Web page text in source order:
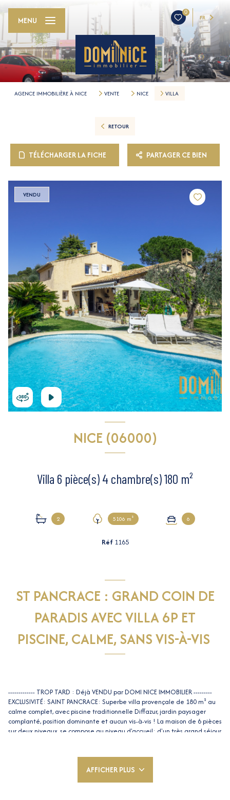
0
FR
MENU
AGENCE IMMOBILIÈRE À NICE VENTE NICE VILLA
RETOUR
TÉLÉCHARGER LA FICHE PARTAGER CE BIEN
VENDU
NICE (06000)
Villa 6 pièce(s) 4 chambre(s) 180 m²
2 5106 m² 6
Réf 1165
ST PANCRACE : GRAND COIN DE
PARADIS AVEC VILLA 6P ET
PISCINE, CALME, SANS VIS-À-VIS
------------- TROP TARD : Déjà VENDU par DOMI NICE IMMOBILIER ---------
EXCLUSIVITÉ: SAINT PANCRACE: Superbe villa provençale de 180 m² au
calme complet, avec piscine traditionnelle Diffazur, jardin paysager
complanté, position dominante et aucun vis-à-vis ! La maison de 6 pièces
sur deux niveaux, se compose au niveau d'accueil: d'un très grand séjour
salle de douches, ainsi que la chambre parentale avec dressing et salle
AFFICHER PLUS